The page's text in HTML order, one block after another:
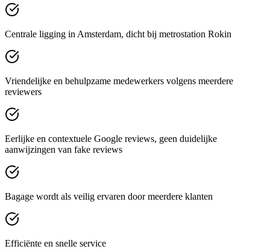
Centrale ligging in Amsterdam, dicht bij metrostation Rokin
Vriendelijke en behulpzame medewerkers volgens meerdere
reviewers
Eerlijke en contextuele Google reviews, geen duidelijke
aanwijzingen van fake reviews
Bagage wordt als veilig ervaren door meerdere klanten
Efficiënte en snelle service